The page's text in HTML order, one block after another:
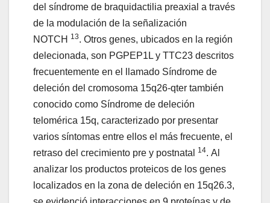
del síndrome de braquidactilia preaxial a través
de la modulación de la señalización
NOTCH 13. Otros genes, ubicados en la región
delecionada, son PGPEP1L y TTC23 descritos
frecuentemente en el llamado Síndrome de
deleción del cromosoma 15q26-qter también
conocido como Síndrome de deleción
telomérica 15q, caracterizado por presentar
varios síntomas entre ellos el más frecuente, el
retraso del crecimiento pre y postnatal
14. Al
analizar los productos proteicos de los genes
localizados en la zona de deleción en 15q26.3,